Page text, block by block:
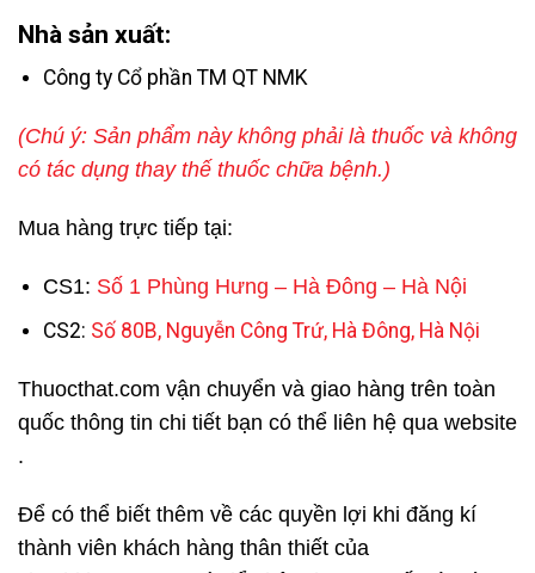
Nhà sản xuất:
Công ty Cổ phần TM QT NMK
(Chú ý: Sản phẩm này không phải là thuốc và không
có tác dụng thay thế thuốc chữa bệnh.)
Mua hàng trực tiếp tại:
CS1: Số 1 Phùng Hưng – Hà Đông – Hà Nội
CS2: Số 80B, Nguyễn Công Trứ, Hà Đông, Hà Nội
Thuocthat.com vận chuyển và giao hàng trên toàn
quốc thông tin chi tiết bạn có thể liên hệ qua website
.
Để có thể biết thêm về các quyền lợi khi đăng kí
thành viên khách hàng thân thiết của